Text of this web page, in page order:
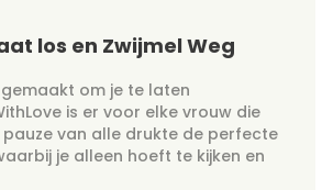
los en Zwijmel Weg
gemaakt om je te laten
is er voor elke vrouw die
van alle drukte de perfecte
je alleen hoeft te kijken en